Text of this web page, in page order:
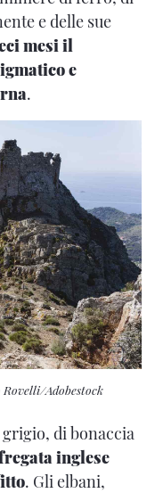
e delle sue
mesi il
e
.
Adobestock
di bonaccia
inglese
. Gli elbani,